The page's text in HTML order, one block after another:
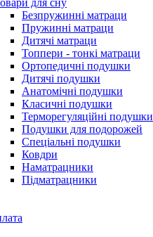
для сну
Безпружинні матраци
Пружинні матраци
Дитячі матраци
Топпери - тонкі матраци
Ортопедичні подушки
Дитячі подушки
Анатомічні подушки
Класичні подушки
Терморегуляційні подушки
Подушки для подорожей
Спеціальні подушки
Ковдри
Наматрацники
Підматрацники